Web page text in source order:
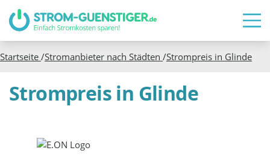
Startseite /Stromanbieter nach Städten /Strompreis in Glinde
Strompreis in Glinde